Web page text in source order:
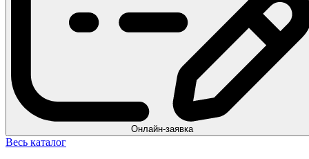
Онлайн-заявка
Весь каталог